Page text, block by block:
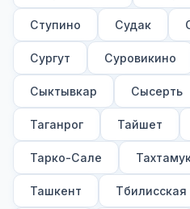
Ступино Судак
Сургут Суровикино
Сыктывкар Сысерть
Таганрог Тайшет
Тарко-Сале
Ташкент Тбилисская